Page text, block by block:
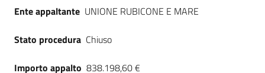
Ente appaltante UNIONE RUBICONE E MARE
Stato procedura Chiuso
Importo appalto 838.198,60 €